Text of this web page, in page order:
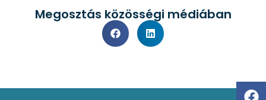
Megosztás közösségi médiában